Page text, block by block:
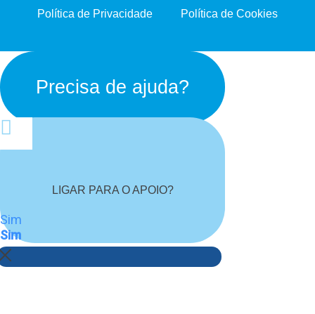
Política de Privacidade Política de Cookies
Precisa de ajuda?
LIGAR PARA O APOIO?
Sim
Sim